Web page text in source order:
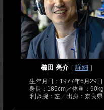
櫛田 亮介[ 詳細 ]
生年月日：1977年6月29日
身長：185cm／体重：90kg
利き腕：左／出身：奈良県